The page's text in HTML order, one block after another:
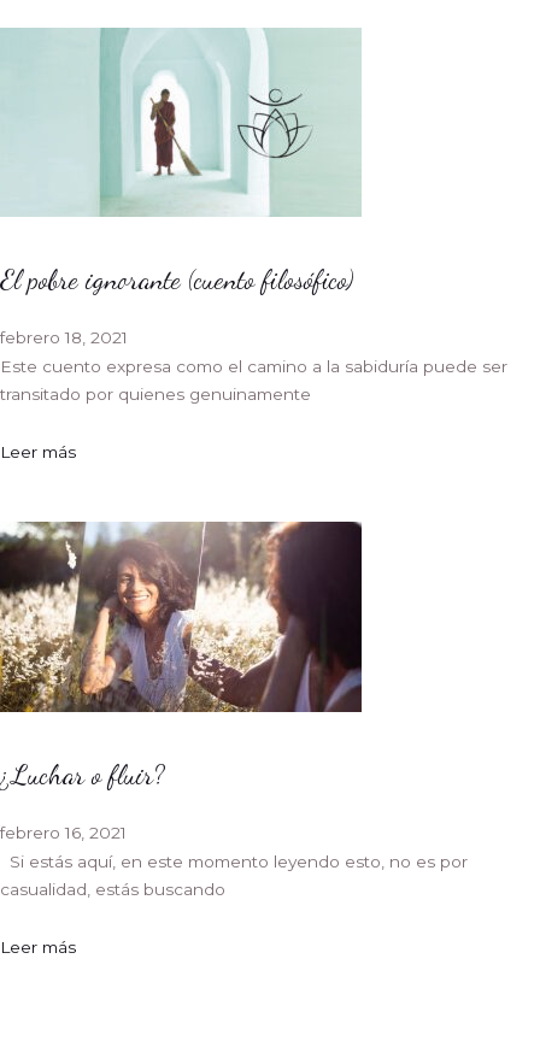
El pobre ignorante (cuento filosófico)
febrero 18, 2021
Este cuento expresa como el camino a la sabiduría puede ser
transitado por quienes genuinamente
Leer más
¿Luchar o fluir?
febrero 16, 2021
Si estás aquí, en este momento leyendo esto, no es por
casualidad, estás buscando
Leer más